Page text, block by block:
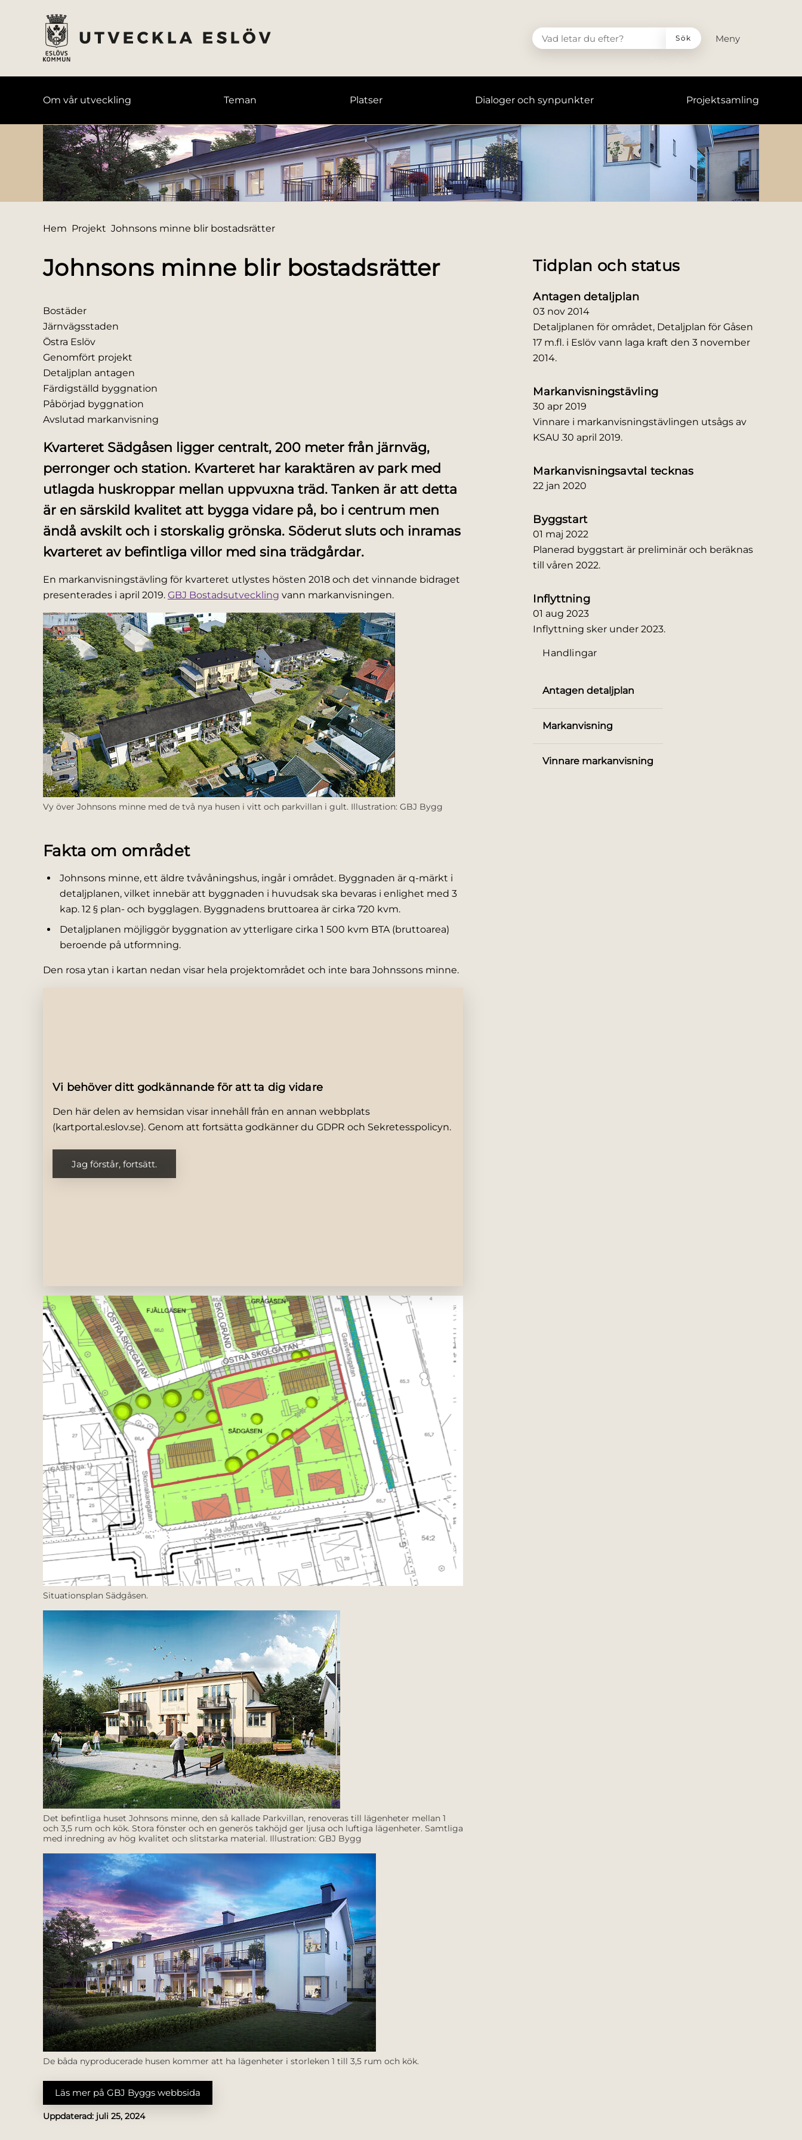
till innehåll
huvudmeny
VAD LETAR DU EFTER?
Sök
Meny
Om vår utveckling Teman Platser Dialoger och synpunkter Projektsamling
Du är här:
Hem Projekt Johnsons minne blir bostadsrätter
Johnsons minne blir bostadsrätter
Bostäder
Järnvägsstaden
Östra Eslöv
Genomfört projekt
Detaljplan antagen
Färdigställd byggnation
Påbörjad byggnation
Avslutad markanvisning
Kvarteret Sädgåsen ligger centralt, 200 meter från järnväg,
perronger och station. Kvarteret har karaktären av park med
utlagda huskroppar mellan uppvuxna träd. Tanken är att detta
är en särskild kvalitet att bygga vidare på, bo i centrum men
ändå avskilt och i storskalig grönska. Söderut sluts och inramas
kvarteret av befintliga villor med sina trädgårdar.
En markanvisningstävling för kvarteret utlystes hösten 2018 och det vinnande bidraget
presenterades i april 2019. GBJ Bostadsutveckling vann markanvisningen.
Vy över Johnsons minne med de två nya husen i vitt och parkvillan i gult. Illustration: GBJ Bygg
Fakta om området
Johnsons minne, ett äldre tvåvåningshus, ingår i området. Byggnaden är q-märkt i
detaljplanen, vilket innebär att byggnaden i huvudsak ska bevaras i enlighet med 3
kap. 12 § plan- och bygglagen. Byggnadens bruttoarea är cirka 720 kvm.
Detaljplanen möjliggör byggnation av ytterligare cirka 1 500 kvm BTA (bruttoarea)
beroende på utformning.
Den rosa ytan i kartan nedan visar hela projektområdet och inte bara Johnssons minne.
Vi behöver ditt godkännande för att ta dig vidare
Den här delen av hemsidan visar innehåll från en annan webbplats
(kartportal.eslov.se). Genom att fortsätta godkänner du GDPR och Sekretesspolicyn.
Jag förstår, fortsätt.
Situationsplan Sädgåsen.
Det befintliga huset Johnsons minne, den så kallade Parkvillan, renoveras till lägenheter mellan 1
och 3,5 rum och kök. Stora fönster och en generös takhöjd ger ljusa och luftiga lägenheter. Samtliga
med inredning av hög kvalitet och slitstarka material. Illustration: GBJ Bygg
De båda nyproducerade husen kommer att ha lägenheter i storleken 1 till 3,5 rum och kök.
Läs mer på GBJ Byggs webbsida
Uppdaterad: juli 25, 2024
Tidplan och status
Antagen detaljplan
03 nov 2014
Detaljplanen för området, Detaljplan för Gåsen
17 m.fl. i Eslöv vann laga kraft den 3 november
2014.
Markanvisningstävling
30 apr 2019
Vinnare i markanvisningstävlingen utsågs av
KSAU 30 april 2019.
Markanvisningsavtal tecknas
22 jan 2020
Byggstart
01 maj 2022
Planerad byggstart är preliminär och beräknas
till våren 2022.
Inflyttning
01 aug 2023
Inflyttning sker under 2023.
Handlingar
Antagen detaljplan
Markanvisning
Vinnare markanvisning